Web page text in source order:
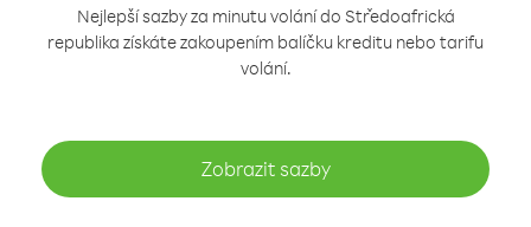
Nejlepší sazby za minutu volání do Středoafrická
republika získáte zakoupením balíčku kreditu nebo tarifu
volání.
Zobrazit sazby